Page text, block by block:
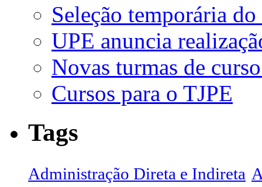
Seleção temporária
UPE anuncia
Novas turmas de
Cursos para o TJPE
Tags
Administração Direta e Indireta